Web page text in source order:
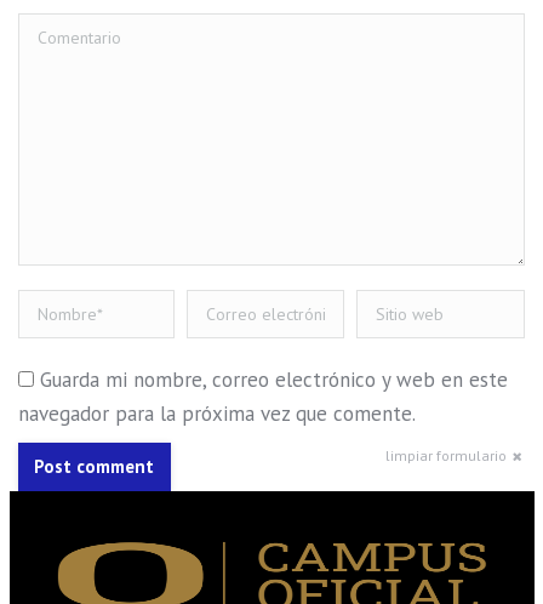
Comentario
Nombre *
Correo electrónico
*
Sitio web
Guarda mi nombre, correo electrónico y web en este
navegador para la próxima vez que comente.
limpiar formulario
Post comment